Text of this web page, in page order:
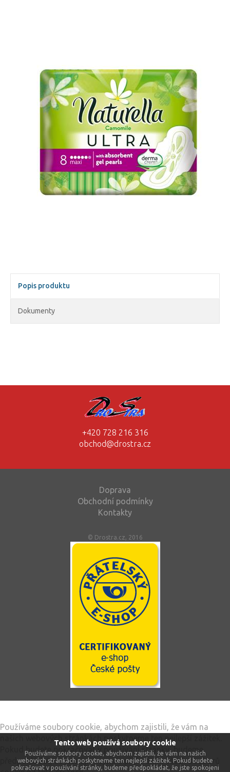
Tento web používá soubory cookie
Používáme soubory cookie, abychom zajistili, že vám na našich
webových stránkách poskytneme ten nejlepší zážitek. Pokud budete
pokračovat v používání stránky, budeme předpokládat, že jste spokojeni
Popis produktu
Dokumenty
+420 728 216 316
obchod@drostra.cz
Doprava
Obchodní podmínky
Kontakty
© Drostra.cz, 2016
Používáme soubory cookie, abychom zajistili, že vám na
našich webových stránkách poskytneme ten nejlepší zážitek.
Pokud budete pokračovat v používání stránky, budeme
předpokládat, že jste spokojeni s přijímáním všech souborů